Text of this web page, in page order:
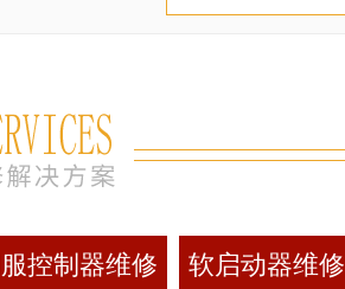
控制器维修 软启动器维修